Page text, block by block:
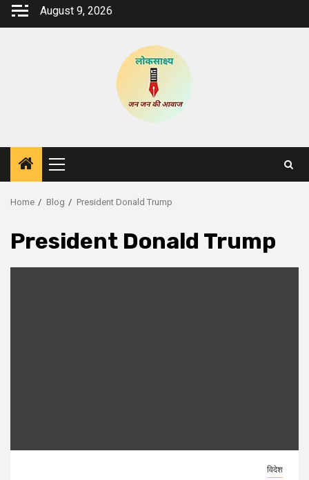
Skip
August 9, 2026
Primary
Menu
Home Blog President Donald Trump
President Donald Trump
विदेश